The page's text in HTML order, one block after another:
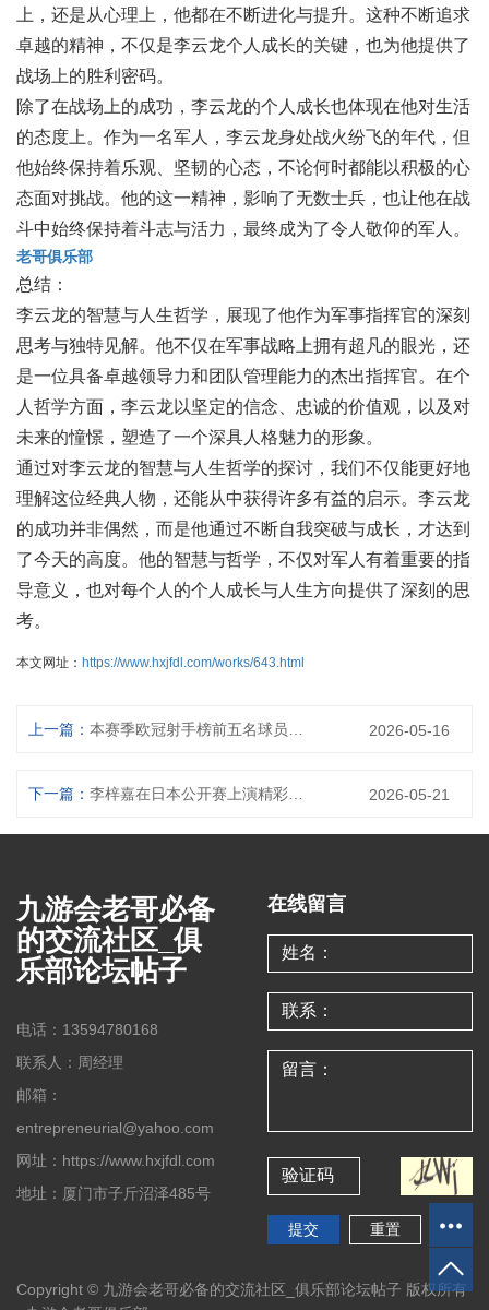
上，还是从心理上，他都在不断进化与提升。这种不断追求
卓越的精神，不仅是李云龙个人成长的关键，也为他提供了
战场上的胜利密码。
除了在战场上的成功，李云龙的个人成长也体现在他对生活
的态度上。作为一名军人，李云龙身处战火纷飞的年代，但
他始终保持着乐观、坚韧的心态，不论何时都能以积极的心
态面对挑战。他的这一精神，影响了无数士兵，也让他在战
斗中始终保持着斗志与活力，最终成为了令人敬仰的军人。
老哥俱乐部
总结：
李云龙的智慧与人生哲学，展现了他作为军事指挥官的深刻
思考与独特见解。他不仅在军事战略上拥有超凡的眼光，还
是一位具备卓越领导力和团队管理能力的杰出指挥官。在个
人哲学方面，李云龙以坚定的信念、忠诚的价值观，以及对
未来的憧憬，塑造了一个深具人格魅力的形象。
通过对李云龙的智慧与人生哲学的探讨，我们不仅能更好地
理解这位经典人物，还能从中获得许多有益的启示。李云龙
的成功并非偶然，而是他通过不断自我突破与成长，才达到
了今天的高度。他的智慧与哲学，不仅对军人有着重要的指
导意义，也对每个人的个人成长与人生方向提供了深刻的思
考。
本文网址： https://www.hxjfdl.com/works/643.html
上一篇： 2026-05-16
下一篇： 2026-05-21
九游会老哥必备
的交流社区_俱
乐部论坛帖子
电话：13594780168
联系人：周经理
邮箱：
entrepreneurial@yahoo.com
网址：https://www.hxjfdl.com
地址：厦门市子斤沼泽485号
在线留言
Copyright © 九游会老哥必备的交流社区_俱乐部论坛帖子 版权所有